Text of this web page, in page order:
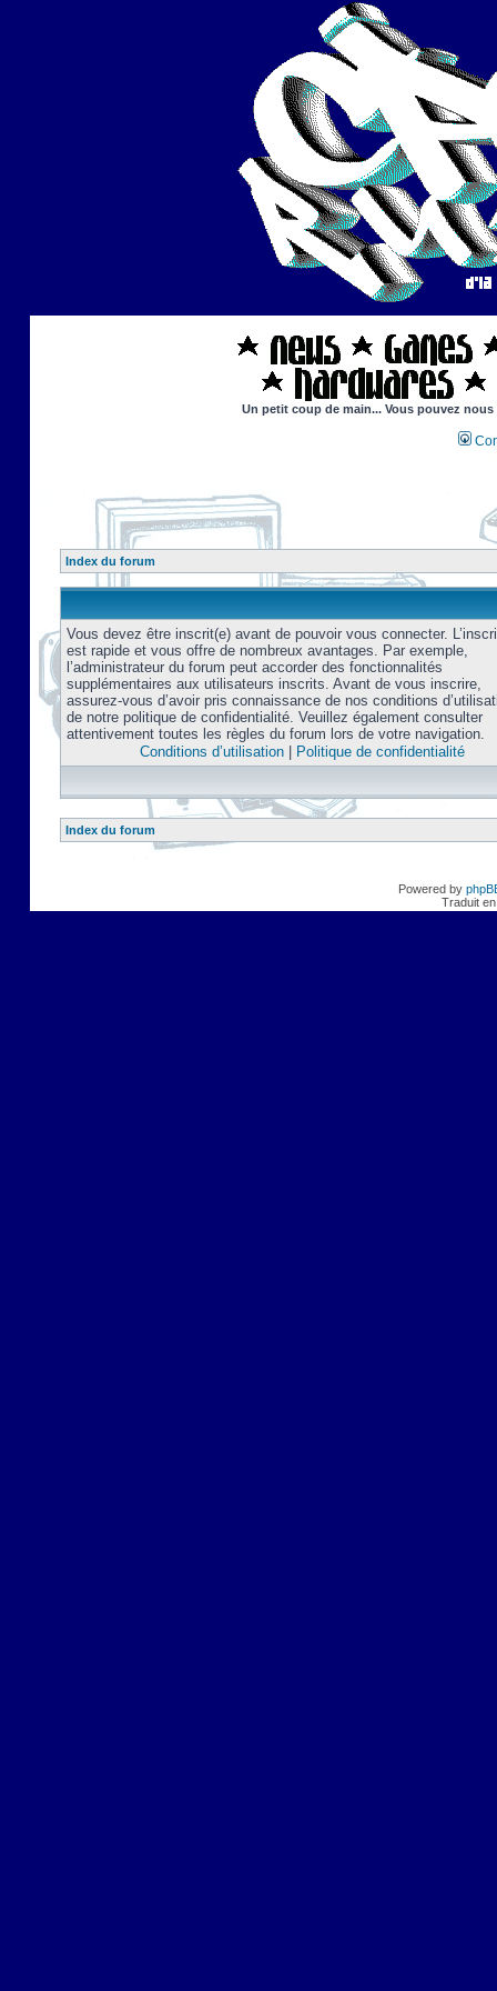
Un petit coup de main... Vous pouvez
Index du forum
Vous devez être inscrit(e) avant de pouvoir vous connecter.
est rapide et vous offre de nombreux avantages. Par exemple,
l’administrateur du forum peut accorder des fonctionnalités
supplémentaires aux utilisateurs inscrits. Avant de vous inscrire,
assurez-vous d’avoir pris connaissance de nos conditions
de notre politique de confidentialité. Veuillez également consulter
attentivement toutes les règles du forum lors de votre navigation.
Conditions d’utilisation| Politique de confidentialité
Index du forum
Powered by
Traduit